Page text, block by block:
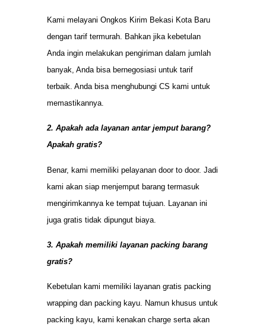
Kami melayani Ongkos Kirim Bekasi Kota Baru
dengan tarif termurah. Bahkan jika kebetulan
Anda ingin melakukan pengiriman dalam jumlah
banyak, Anda bisa bernegosiasi untuk tarif
terbaik. Anda bisa menghubungi CS kami untuk
memastikannya.
2. Apakah ada layanan antar jemput barang?
Apakah gratis?
Benar, kami memiliki pelayanan door to door. Jadi
kami akan siap menjemput barang termasuk
mengirimkannya ke tempat tujuan. Layanan ini
juga gratis tidak dipungut biaya.
3. Apakah memiliki layanan packing barang
gratis?
Kebetulan kami memiliki layanan gratis packing
wrapping dan packing kayu. Namun khusus untuk
packing kayu, kami kenakan charge serta akan